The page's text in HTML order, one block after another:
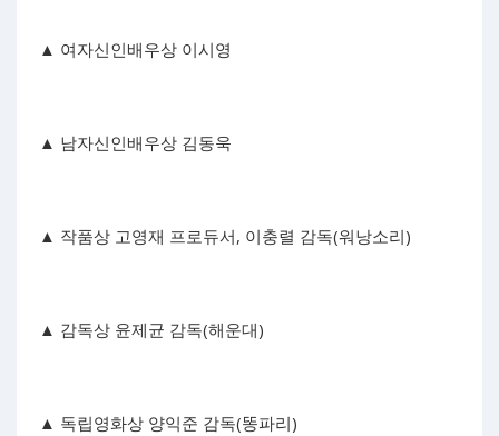
▲ 여자신인배우상 이시영
▲ 남자신인배우상 김동욱
▲ 작품상 고영재 프로듀서, 이충렬 감독(워낭소리)
▲ 감독상 윤제균 감독(해운대)
▲ 독립영화상 양익준 감독(똥파리)